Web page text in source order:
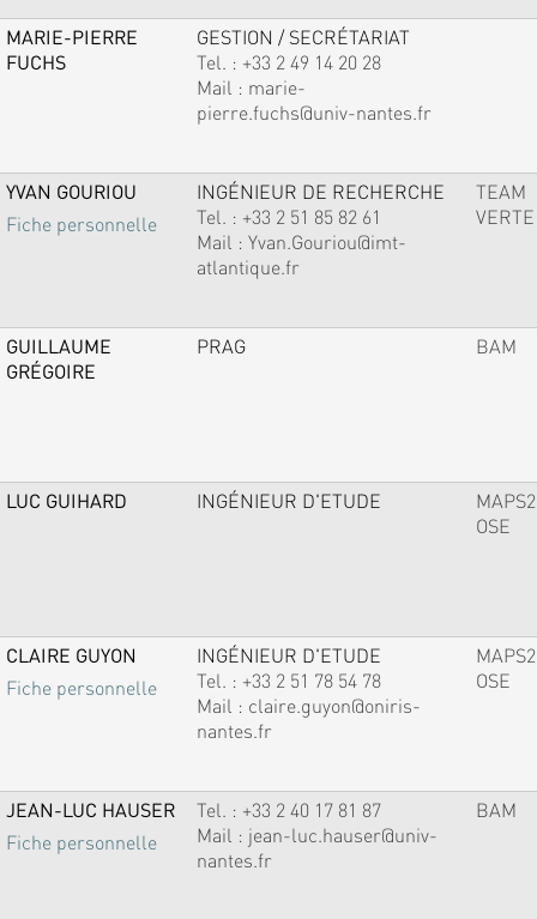
MARIE-PIERRE
FUCHS
GESTION / SECRÉTARIAT
Tel. : +33 2 49 14 20 28
Mail : marie-
pierre.fuchs@univ-nantes.fr
YVAN GOURIOU
Fiche personnelle
INGÉNIEUR DE RECHERCHE
Tel. : +33 2 51 85 82 61
Mail : Yvan.Gouriou@imt-
atlantique.fr
TEAM
VERTE
GUILLAUME
GRÉGOIRE
PRAG BAM
LUC GUIHARD INGÉNIEUR D'ETUDE
MAPS2
OSE
CLAIRE GUYON
Fiche personnelle
INGÉNIEUR D'ETUDE
Tel. : +33 2 51 78 54 78
Mail : claire.guyon@oniris-
nantes.fr
MAPS2
OSE
JEAN-LUC HAUSER
Fiche personnelle
Tel. : +33 2 40 17 81 87
Mail : jean-luc.hauser@univ-
nantes.fr
BAM